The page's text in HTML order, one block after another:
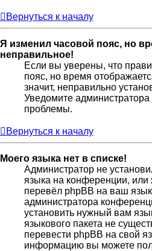
Вернуться к началу
Я изменил часовой пояс, но
неправильное!
Если вы уверены, что
пояс, но время
значит, неправильно
Уведомите администратора
проблемы.
Вернуться к началу
Моего языка нет в списке!
Администратор не
языка на конференции, или
перевёл phpBB на ваш
администратора
установить нужный вам
языкового пакета не
перевести phpBB на свой
информацию вы можете